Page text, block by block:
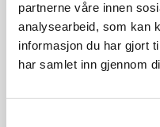
partnerne våre innen
analysearbeid, som kan
informasjon du har gjort
har samlet inn gjennom
OM FARESONEKART
SKREDFAREUTREDING